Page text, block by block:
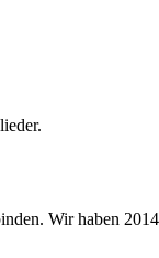
Wir haben